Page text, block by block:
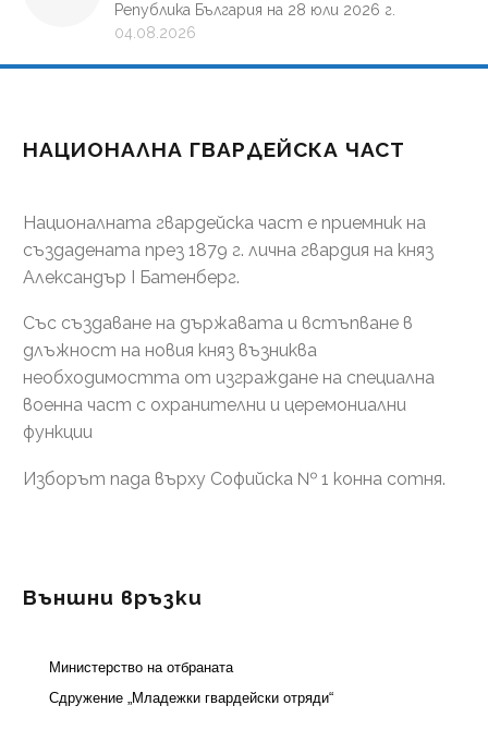
Република България на 28 юли 2026 г.
04.08.2026
НАЦИОНАЛНА ГВАРДЕЙСКА ЧАСТ
Националната гвардейска част е приемник на
създадената през 1879 г. лична гвардия на княз
Александър І Батенберг.
Със създаване на държавата и встъпване в
длъжност на новия княз възниква
необходимостта от изграждане на специална
военна част с охранителни и церемониални
функции
Изборът пада върху Софийска № 1 конна сотня.
Външни връзки
Министерство на отбраната
Сдружение „Младежки гвардейски отряди“